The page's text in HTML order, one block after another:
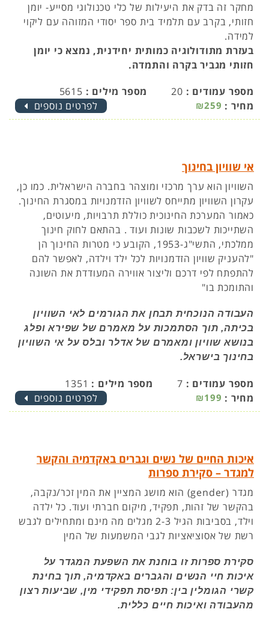
מחקר זה בדק את היעילות של כלי טכנולוגי מסייע- יומן
חזותי, בקרב עם תלמיד בית ספר יסודי המזוהה עם ליקוי
למידה.
בעזרת מתודולוגיה כמותית יחידנית, נמצא כי יומן
חזותי מגביר בקרה והתמדה.
מספר עמודים : 20 מספר מילים : 5615
מחיר : ₪259 לפרטים נוספים
אי שוויון בחינוך
השוויון הוא ערך מרכזי ומוצהר בחברה הישראלית. כמו כן,
עקרון השוויון מתייחס לשוויון הזדמנויות במסגרת החינוך.
כאמור המערכת החינוכית כוללת תרבויות, מיעוטים,
השתייכות לשכבות שונות ועוד . בהתאם לחוק חינוך
ממלכתי, התשי"ג-1953, הקובע כי מטרות החינוך הן
"להעניק שוויון הזדמנויות לכל ילד וילדה, לאפשר להם
להתפתח לפי דרכם וליצור אווירה המעודדת את השונה
והתומכת בו"
העבודה הנוכחית תבחן את הגורמים לאי השוויון
בכיתה, תוך הסתמכות על מאמרם של שפירא ופלג
בנושא שוויון ומאמרם של אדלר ובלס על אי השוויון
בחינוך בישראל.
מספר עמודים : 7 מספר מילים : 1351
מחיר : ₪199 לפרטים נוספים
איכות החיים של נשים וגברים באקדמיה והקשר
למגדר – סקירת ספרות
מגדר (gender) הוא מושג המציין את המין זכר/נקבה,
בהקשר של זהות, תפקיד, מיקום חברתי ועוד. כל ילדה
וילד, בסביבות הגיל 2-3 מגלים מה מינם ומתחילים לגבש
רשת של אסוציאציות לגבי המשמעות של המין
סקירת ספרות זו בוחנת את השפעת המגדר על
איכות חיי הנשים והגברים באקדמיה, תוך בחינת
קשרי הגומלין בין: תפיסת תפקידי מין, שביעות רצון
מהעבודה ואיכות חיים כללית.